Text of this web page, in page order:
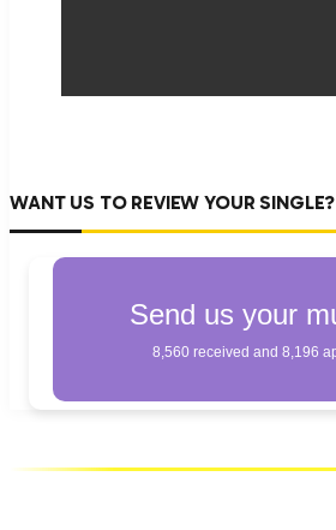
WANT US TO REVIEW YOUR SINGLE?